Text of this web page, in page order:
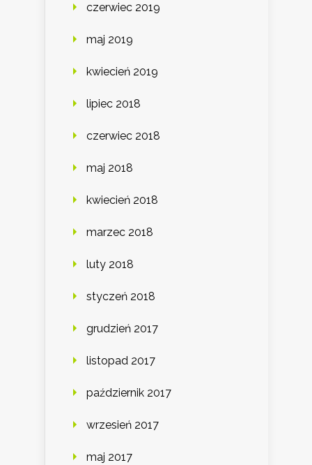
czerwiec 2019
maj 2019
kwiecień 2019
lipiec 2018
czerwiec 2018
maj 2018
kwiecień 2018
marzec 2018
luty 2018
styczeń 2018
grudzień 2017
listopad 2017
październik 2017
wrzesień 2017
maj 2017